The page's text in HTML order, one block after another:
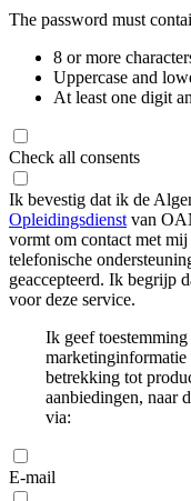
The password must
8 or more
Uppercase and
At least one digit
Check all consents
Ik bevestig dat ik de
Opleidingsdienst van
vormt om contact met
telefonische
geaccepteerd. Ik begrijp
voor deze service.
Ik geef
betrekking tot
aanbiedingen, naar
via:
E-mail